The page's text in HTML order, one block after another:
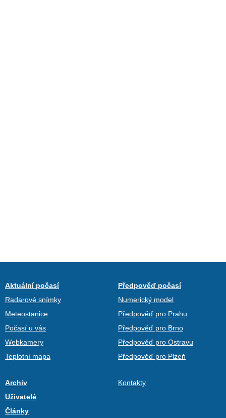
Aktuální počasí
Radarové snímky
Meteostanice
Počasí u vás
Webkamery
Teplotní mapa
Předpověď počasí
Numerický model
Předpověď pro Prahu
Předpověď pro Brno
Předpověď pro Ostravu
Předpověď pro Plzeň
Archiv
Uživatelé
Články
Kontakty